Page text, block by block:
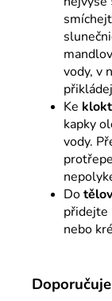
vody, v
Ke
kapky
vody.
Do
přidejte
nebo